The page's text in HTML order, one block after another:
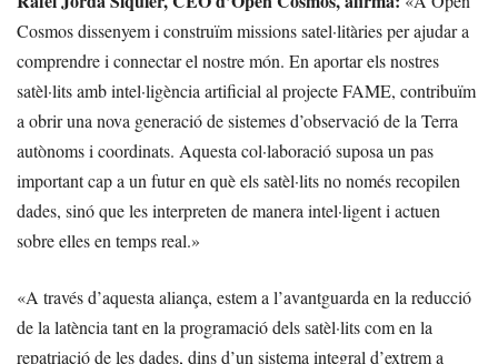
Cosmos dissenyem i construïm missions satel·litàries per ajudar a
comprendre i connectar el nostre món. En aportar els nostres
satèl·lits amb intel·ligència artificial al projecte FAME, contribuïm
a obrir una nova generació de sistemes d’observació de la Terra
autònoms i coordinats. Aquesta col·laboració suposa un pas
important cap a un futur en què els satèl·lits no només recopilen
dades, sinó que les interpreten de manera intel·ligent i actuen
sobre elles en temps real.»
«A través d’aquesta aliança, estem a l’avantguarda en la reducció
de la latència tant en la programació dels satèl·lits com en la
repatriació de les dades, dins d’un sistema integral d’extrem a